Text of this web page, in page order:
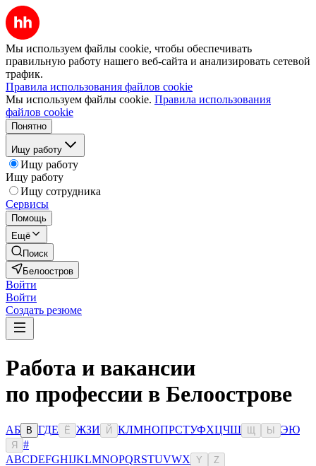
Мы используем файлы cookie, чтобы обеспечивать
правильную работу нашего веб-сайта и анализировать сетевой
трафик.
Правила использования файлов cookie
Мы используем файлы cookie. Правила использования
файлов cookie
Понятно
Ищу работу
Ищу работу
Ищу работу
Ищу сотрудника
Сервисы
Помощь
Ещё
Поиск
Белоостров
Войти
Войти
Создать резюме
Работа и вакансии
по профессии в Белоострове
АБ В ГДЕ Ё ЖЗИ Й КЛМНОПРСТУФХЦЧШ Ы ЭЮ
Я
#
ABCDEFGHIJKLMNOPQRSTUVWX Y Z